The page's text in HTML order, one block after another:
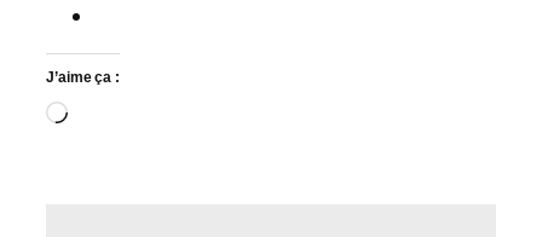
J’aime ça :
Chargement…